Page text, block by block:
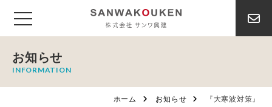
お知らせ
INFORMATION
ホーム お知らせ 『大寒波対策』